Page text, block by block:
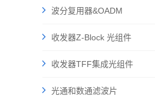
波分复用器&OADM
收发器Z-Block 光组件
收发器TFF集成光组件
光通和数通滤波片